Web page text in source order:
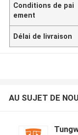
Conditions de pai
ement
Délai de livraison
AU SUJET DE